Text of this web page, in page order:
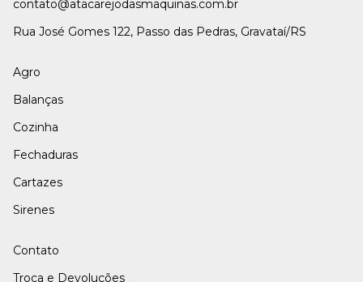
contato@atacarejodasmaquinas.com.br
Rua José Gomes 122, Passo das Pedras, Gravataí/RS
Agro
Balanças
Cozinha
Fechaduras
Cartazes
Sirenes
Contato
Troca e Devoluções